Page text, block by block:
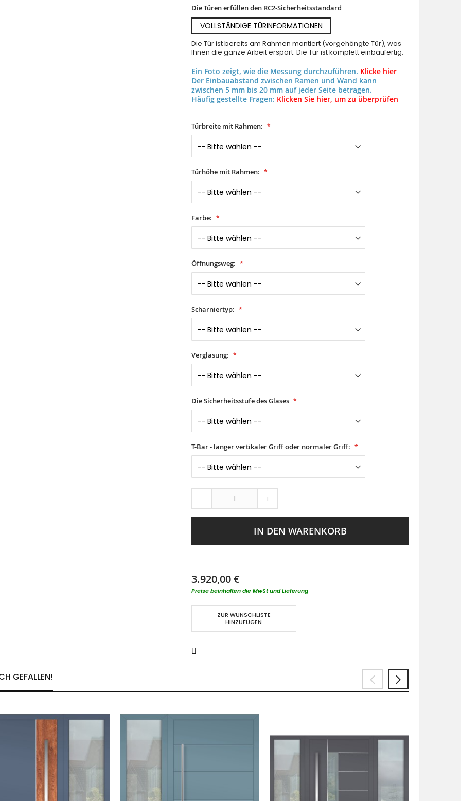
Die Türen erfüllen den RC2-Sicherheitsstandard
VOLLSTÄNDIGE TÜRINFORMATIONEN
Die Tür ist bereits am Rahmen montiert (vorgehängte Tür), was
Ihnen die ganze Arbeit erspart. Die Tür ist komplett einbaufertig.
Ein Foto zeigt, wie die Messung durchzuführen. Klicke hier
Der Einbauabstand zwischen Ramen und Wand kann
zwischen 5 mm bis 20 mm auf jeder Seite betragen.
Häufig gestellte Fragen: Klicken Sie hier, um zu überprüfen
Türbreite mit Rahmen:
Türhöhe mit Rahmen:
Farbe:
Öffnungsweg:
Scharniertyp:
Verglasung:
Die Sicherheitsstufe des Glases
T-Bar - langer vertikaler Griff oder normaler Griff:
- +
IN DEN WARENKORB
3.920,00 €
Preise beinhalten die MwSt und Lieferung
ZUR WUNSCHLISTE
HINZUFÜGEN
GEFALLEN!